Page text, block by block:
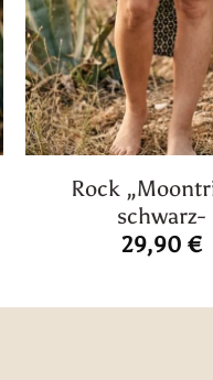
Rock
schwarz-
29,90 €